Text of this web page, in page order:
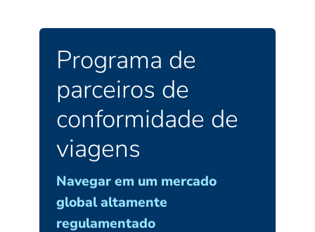
Programa de
parceiros de
conformidade de
viagens
Navegar em um mercado
global altamente
regulamentado